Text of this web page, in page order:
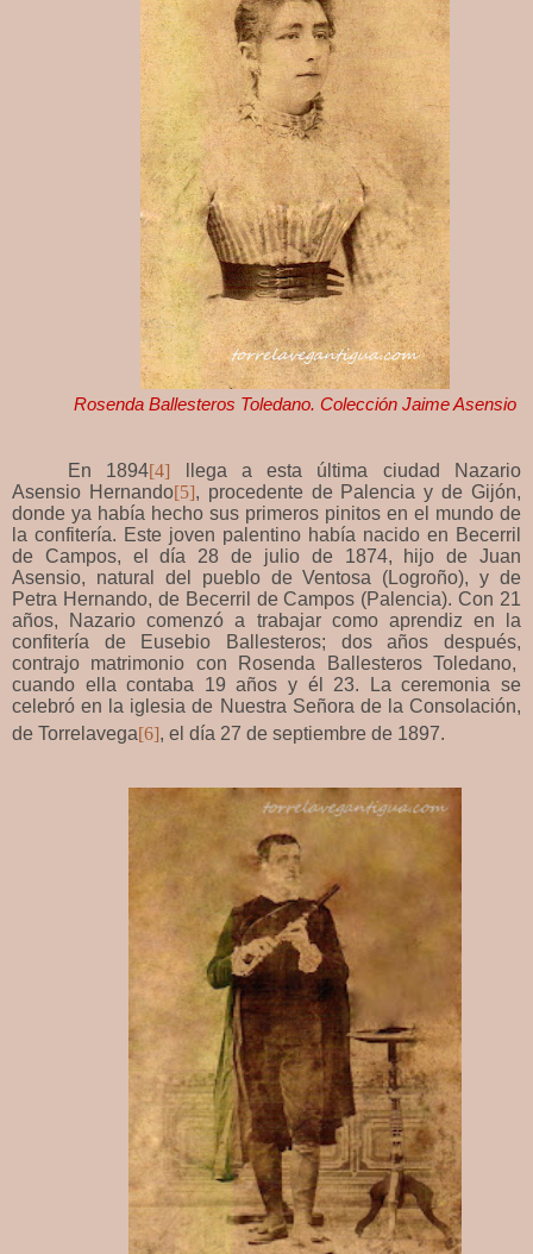
Rosenda Ballesteros Toledano. Colección Jaime Asensio
En 1894[4] llega a esta última ciudad Nazario
Asensio Hernando[5], procedente de Palencia y de Gijón,
donde ya había hecho sus primeros pinitos en el mundo de
la confitería. Este joven palentino había nacido en Becerril
de Campos, el día 28 de julio de 1874, hijo de Juan
Asensio, natural del pueblo de Ventosa (Logroño), y de
Petra Hernando, de Becerril de Campos (Palencia). Con 21
años, Nazario comenzó a trabajar como aprendiz en la
confitería de Eusebio Ballesteros; dos años después,
contrajo matrimonio con Rosenda Ballesteros Toledano,
cuando ella contaba 19 años y él 23. La ceremonia se
celebró en la iglesia de Nuestra Señora de la Consolación,
de Torrelavega[6], el día 27 de septiembre de 1897.